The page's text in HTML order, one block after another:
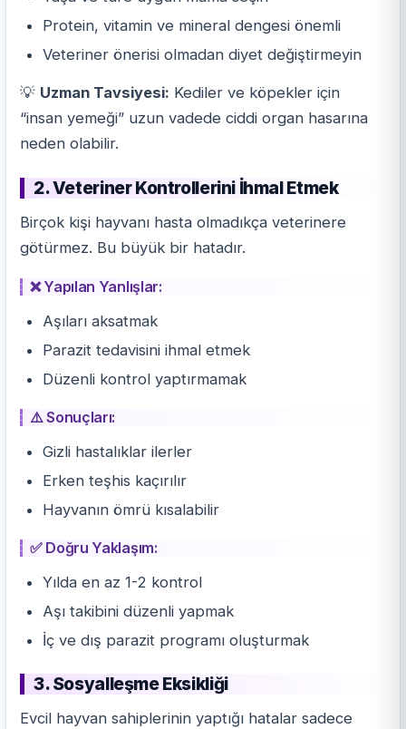
Protein, vitamin ve mineral dengesi önemli
Veteriner önerisi olmadan diyet değiştirmeyin
💡 Uzman Tavsiyesi: Kediler ve köpekler için
“insan yemeği” uzun vadede ciddi organ hasarına
neden olabilir.
2. Veteriner Kontrollerini İhmal Etmek
Birçok kişi hayvanı hasta olmadıkça veterinere
götürmez. Bu büyük bir hatadır.
❌ Yapılan Yanlışlar:
Aşıları aksatmak
Parazit tedavisini ihmal etmek
Düzenli kontrol yaptırmamak
⚠️ Sonuçları:
Gizli hastalıklar ilerler
Erken teşhis kaçırılır
Hayvanın ömrü kısalabilir
✅ Doğru Yaklaşım:
Yılda en az 1-2 kontrol
Aşı takibini düzenli yapmak
İç ve dış parazit programı oluşturmak
3. Sosyalleşme Eksikliği
Evcil hayvan sahiplerinin yaptığı hatalar sadece